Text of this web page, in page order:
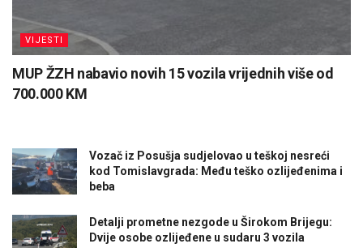
VIJESTI
MUP ŽZH nabavio novih 15 vozila vrijednih više od
700.000 KM
Vozač iz Posušja sudjelovao u teškoj nesreći
kod Tomislavgrada: Među teško ozlijeđenima i
beba
Detalji prometne nezgode u Širokom Brijegu:
Dvije osobe ozlijeđene u sudaru 3 vozila